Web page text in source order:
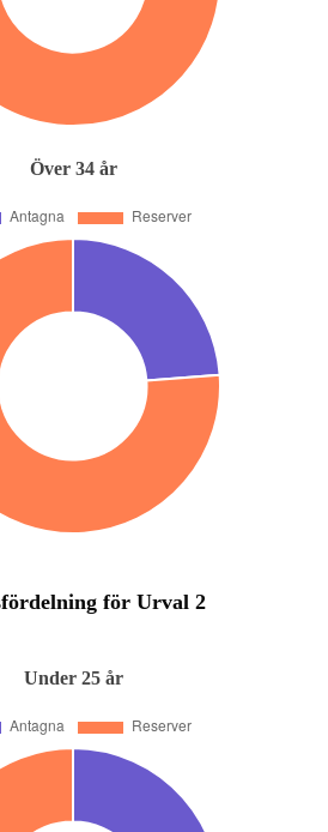
Över 34 år
för Urval 2
Under 25 år